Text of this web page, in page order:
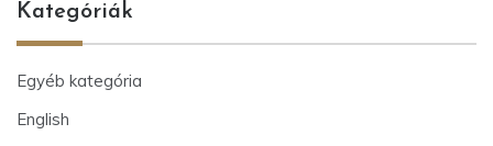
Kategóriák
Egyéb kategória
English